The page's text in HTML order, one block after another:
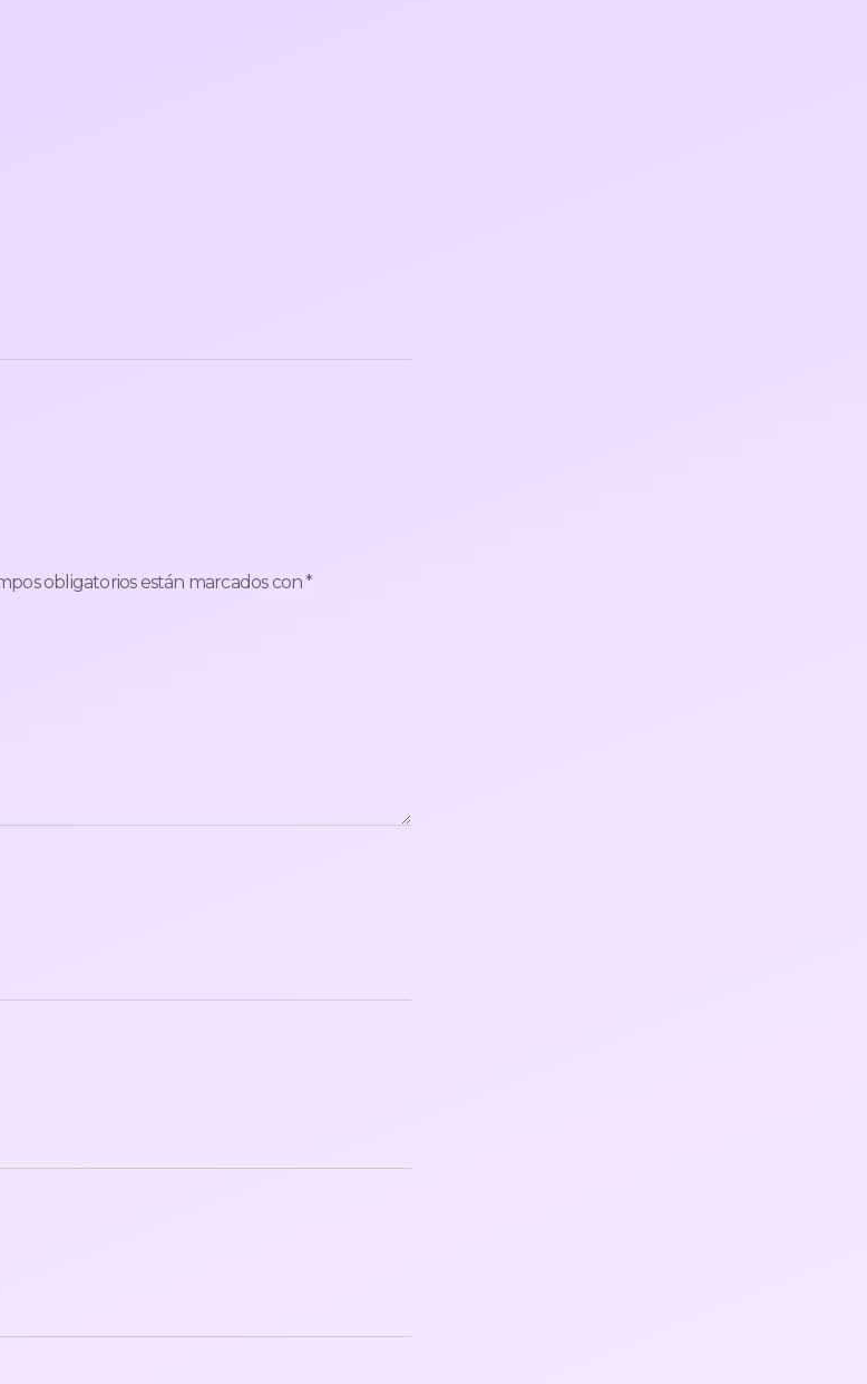
obligatorios están marcados con*